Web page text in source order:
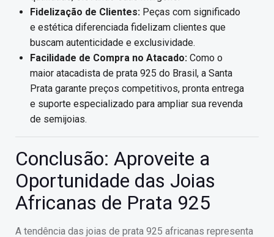
Fidelização de Clientes: Peças com significado
e estética diferenciada fidelizam clientes que
buscam autenticidade e exclusividade.
Facilidade de Compra no Atacado: Como o
maior atacadista de prata 925 do Brasil, a Santa
Prata garante preços competitivos, pronta entrega
e suporte especializado para ampliar sua revenda
de semijoias.
Conclusão: Aproveite a
Oportunidade das Joias
Africanas de Prata 925
A tendência das joias de prata 925 africanas representa